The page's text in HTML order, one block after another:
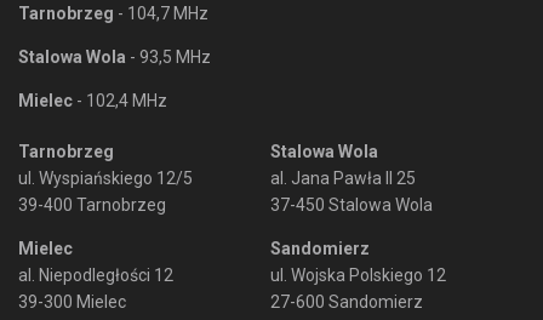
Tarnobrzeg - 104,7 MHz
Stalowa Wola - 93,5 MHz
Mielec - 102,4 MHz
Tarnobrzeg
ul. Wyspiańskiego 12/5
39-400 Tarnobrzeg
Mielec
al. Niepodległości 12
39-300 Mielec
Stalowa Wola
al. Jana Pawła II 25
37-450 Stalowa Wola
Sandomierz
ul. Wojska Polskiego 12
27-600 Sandomierz